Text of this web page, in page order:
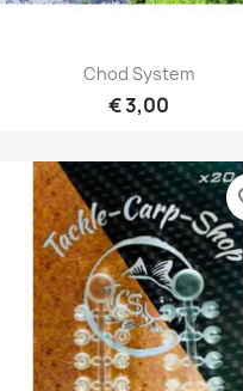
Snel bekijken
Chod System
€ 3,00